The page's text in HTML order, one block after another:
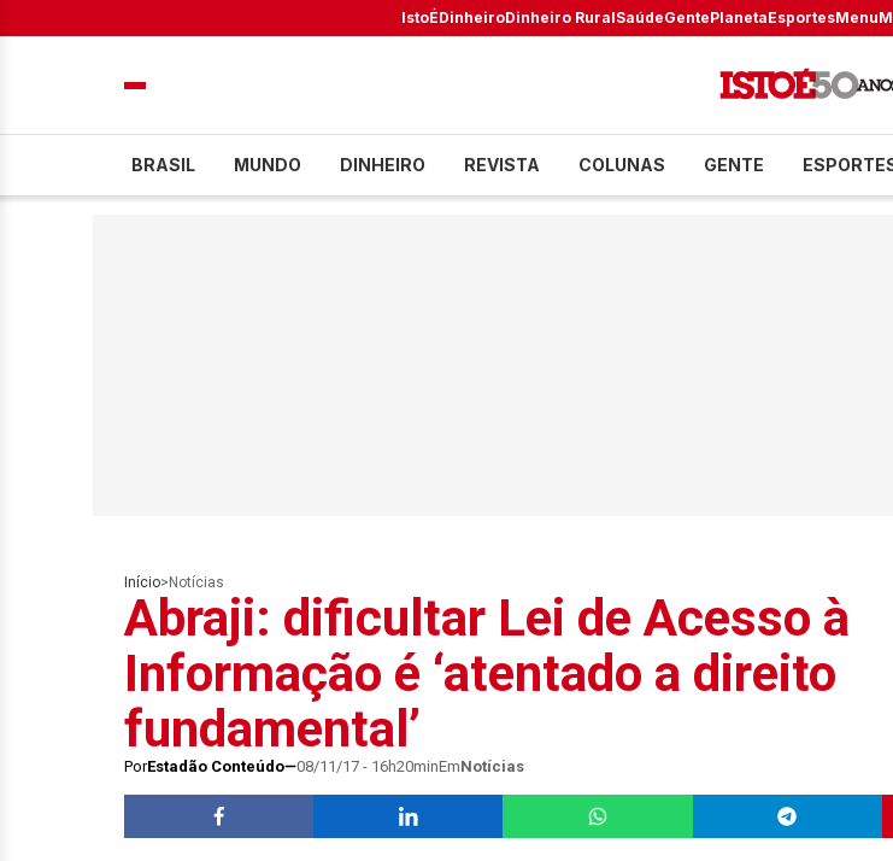
IstoÉDinheiroDinheiro RuralSaúdeGentePlanetaEsportesMenu
BRASIL MUNDO DINHEIRO REVISTA COLUNAS GENTE
Início> Notícias
Abraji: dificultar Lei de Acesso à
Informação é ‘atentado a direito
fundamental’
PorEstadão Conteúdo 08/11/17 - 16h20minEmNotícias